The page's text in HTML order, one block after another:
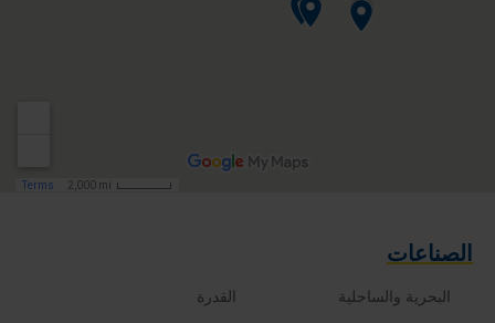
الصناعات
البحرية والساحلية
القدرة